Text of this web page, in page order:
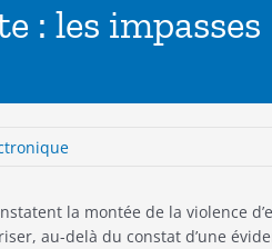
: les impasses
la montée de la violence
au-delà du constat d’une